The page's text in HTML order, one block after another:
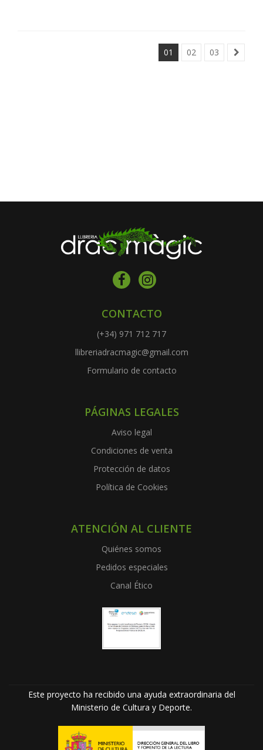
01 02 03
CONTACTO
(+34) 971 712 717
llibreriadracmagic@gmail.com
Formulario de contacto
PÁGINAS LEGALES
Aviso legal
Condiciones de venta
Protección de datos
Política de Cookies
ATENCIÓN AL CLIENTE
Quiénes somos
Pedidos especiales
Canal Ético
Este proyecto ha recibido una ayuda extraordinaria del
Ministerio de Cultura y Deporte.